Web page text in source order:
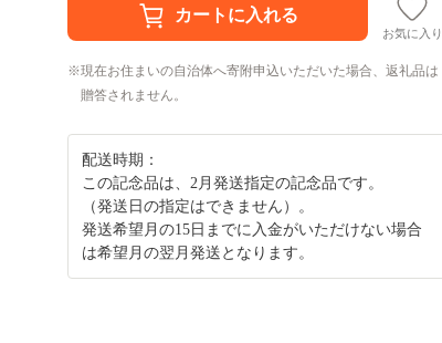
お気に入り
現在お住まいの自治体へ寄附申込いただいた場合、返礼品は
贈答されません。
配送時期：
この記念品は、2月発送指定の記念品です。
（発送日の指定はできません）。
発送希望月の15日までに入金がいただけない場合
は希望月の翌月発送となります。